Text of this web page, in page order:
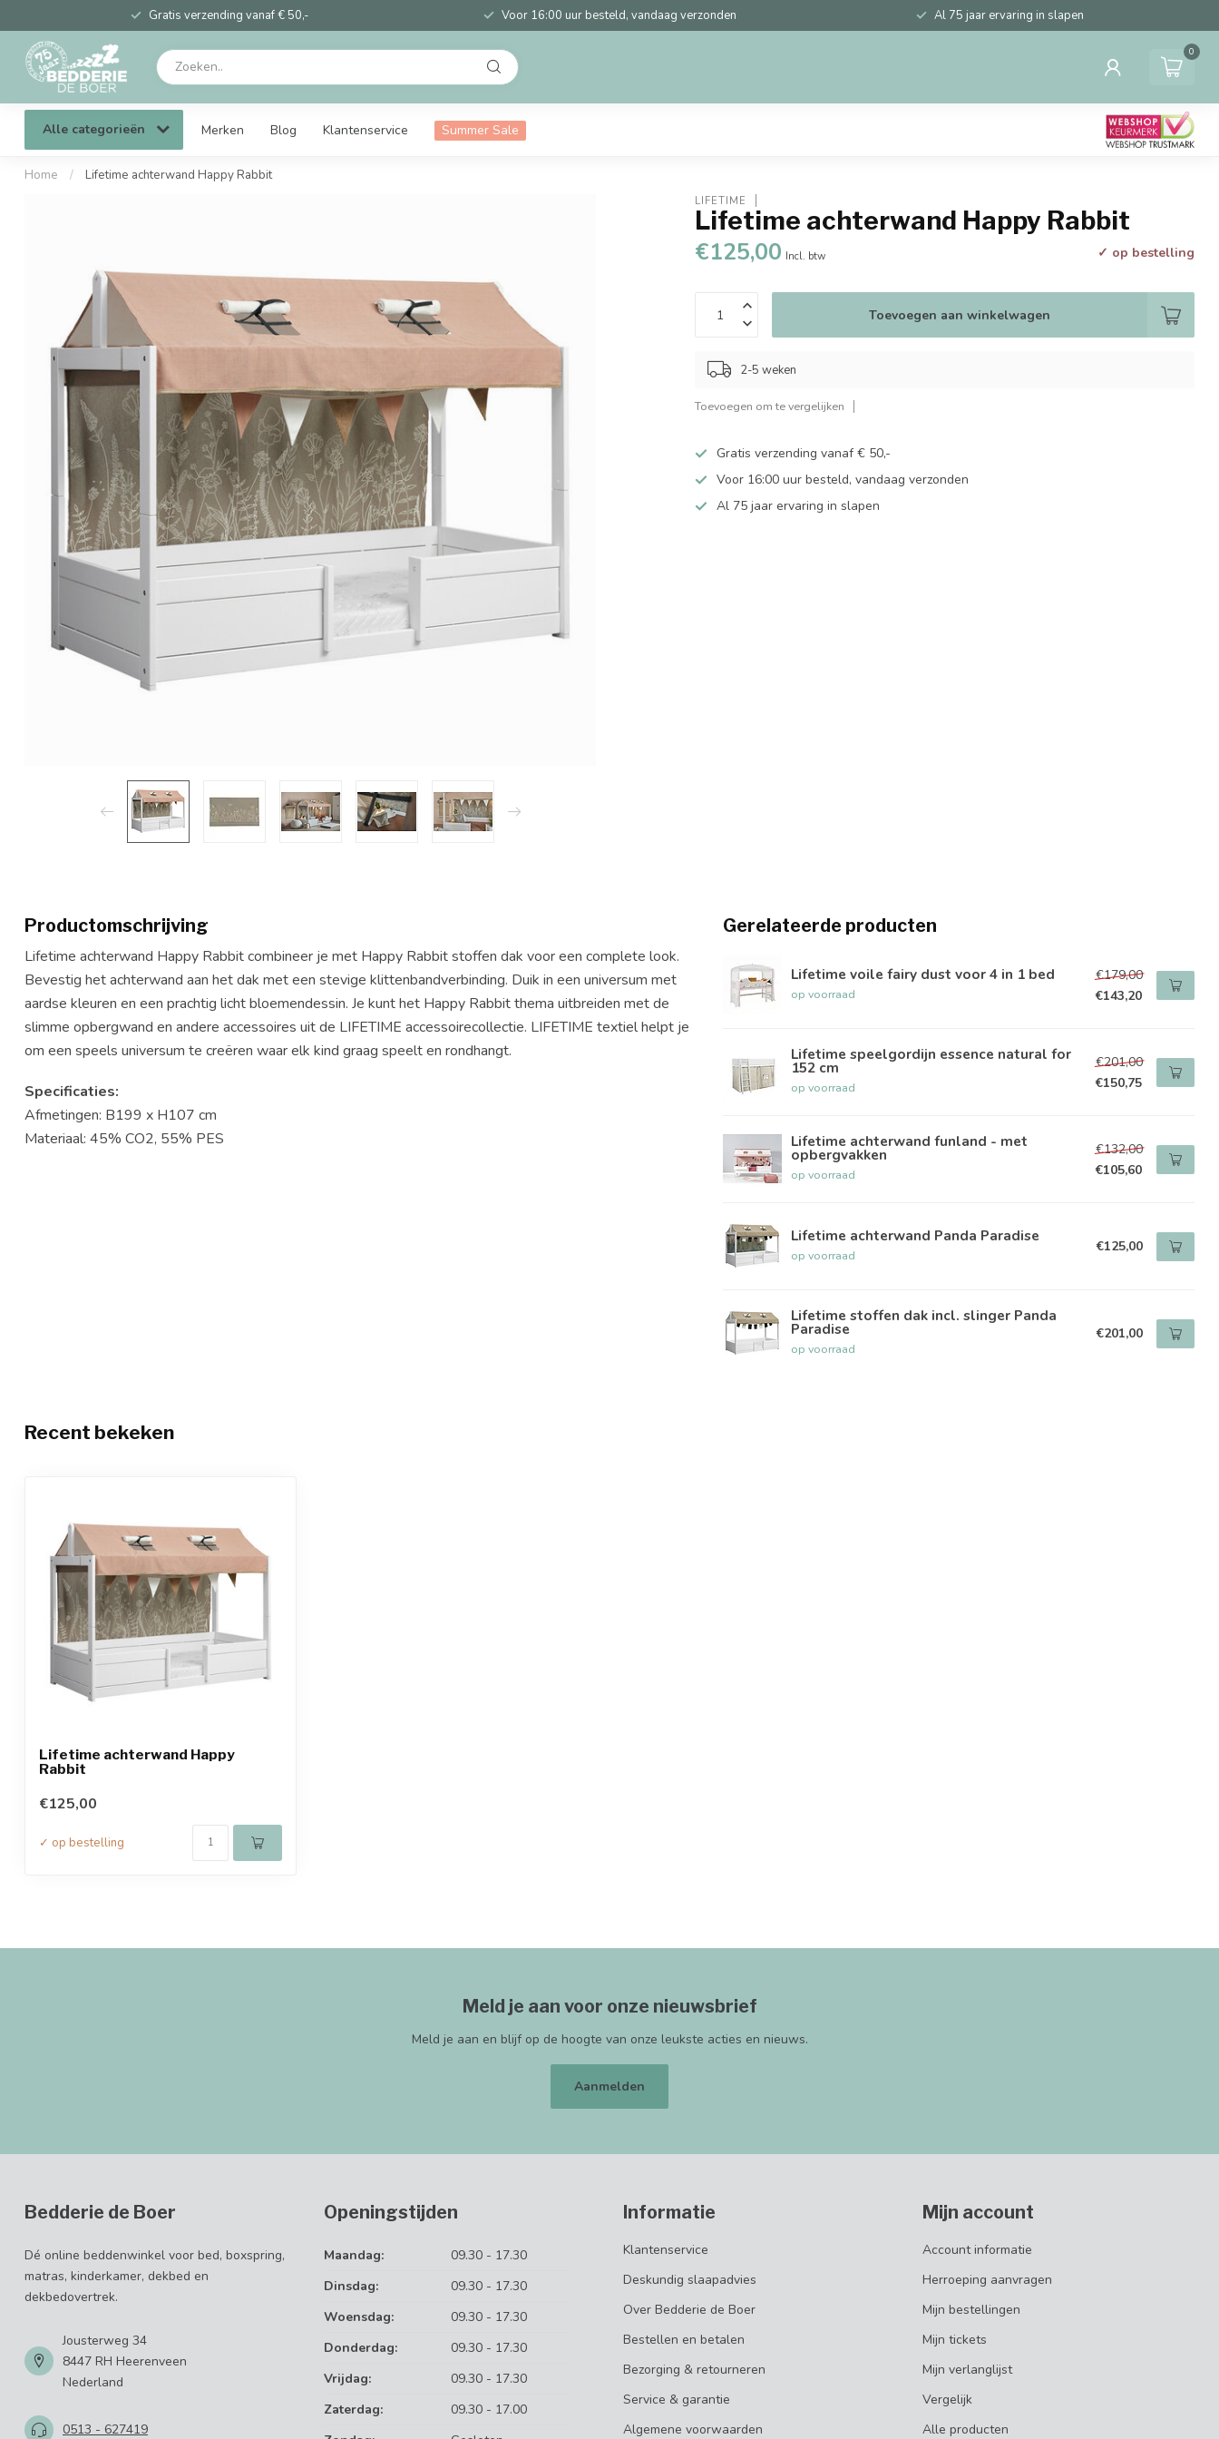
Gratis verzending vanaf € 50,- Voor 16:00 uur besteld, vandaag verzonden Al 75 jaar ervaring in slapen
0
Alle categorieën Merken Blog Klantenservice Summer Sale
Home / Lifetime achterwand Happy Rabbit
LIFETIME
Lifetime achterwand Happy Rabbit
€125,00 Incl. btw ✓ op bestelling
Toevoegen aan winkelwagen
2-5 weken
Toevoegen om te vergelijken
Gratis verzending vanaf € 50,-
Voor 16:00 uur besteld, vandaag verzonden
Al 75 jaar ervaring in slapen
Productomschrijving
Lifetime achterwand Happy Rabbit combineer je met Happy Rabbit stoffen dak voor een complete look.
Bevestig het achterwand aan het dak met een stevige klittenbandverbinding. Duik in een universum met
aardse kleuren en een prachtig licht bloemendessin. Je kunt het Happy Rabbit thema uitbreiden met de
slimme opbergwand en andere accessoires uit de LIFETIME accessoirecollectie. LIFETIME textiel helpt je
om een speels universum te creëren waar elk kind graag speelt en rondhangt.
Specificaties:
Afmetingen: B199 x H107 cm
Materiaal: 45% CO2, 55% PES
Gerelateerde producten
Lifetime voile fairy dust voor 4 in 1 bed
op voorraad
€179,00
€143,20
Lifetime speelgordijn essence natural for
152 cm
op voorraad
€201,00
€150,75
Lifetime achterwand funland - met
opbergvakken
op voorraad
€132,00
€105,60
Lifetime achterwand Panda Paradise
op voorraad €125,00
Lifetime stoffen dak incl. slinger Panda
Paradise
op voorraad
€201,00
Recent bekeken
Lifetime achterwand Happy
Rabbit
€125,00
✓ op bestelling
Meld je aan voor onze nieuwsbrief
Meld je aan en blijf op de hoogte van onze leukste acties en nieuws.
Aanmelden
Bedderie de Boer
Dé online beddenwinkel voor bed, boxspring,
matras, kinderkamer, dekbed en
dekbedovertrek.
Jousterweg 34
8447 RH Heerenveen
Nederland
0513 - 627419
Openingstijden
Maandag:
09.30 - 17.30
Dinsdag:
09.30 - 17.30
Woensdag:
09.30 - 17.30
Donderdag:
09.30 - 17.30
Vrijdag:
09.30 - 17.30
Zaterdag:
09.30 - 17.00
Informatie
Klantenservice
Deskundig slaapadvies
Over Bedderie de Boer
Bestellen en betalen
Bezorging & retourneren
Service & garantie
Algemene voorwaarden
Mijn account
Account informatie
Herroeping aanvragen
Mijn bestellingen
Mijn tickets
Mijn verlanglijst
Vergelijk
Alle producten